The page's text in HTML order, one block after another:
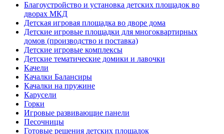
Благоустройство и установка детских площадок во
дворах МКД
Детская игровая площадка во дворе дома
Детские игровые площадки для многоквартирных
домов (производство и поставка)
Детские игровые комплексы
Детские тематические домики и лавочки
Качели
Качалки Балансиры
Качалки на пружине
Карусели
Горки
Игровые развивающие панели
Песочницы
Готовые решения детских площадок